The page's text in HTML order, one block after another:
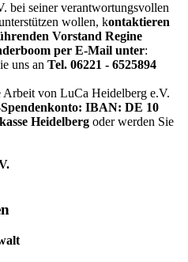
bei seiner verantwortungsvollen
wollen, kontaktieren
Vorstand Regine
per E-Mail unter:
uns an Tel. 06221 - 6525894
von LuCa Heidelberg e.V.
IBAN: DE 10
Heidelberg oder werden Sie